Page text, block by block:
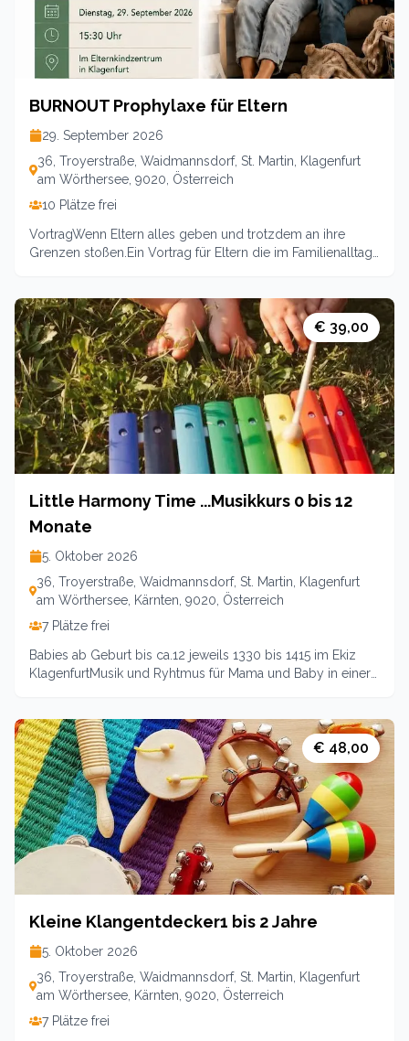
and your baby there!Upcoming LLL meetings in
English:Where: EKiZ Klagenfurt, Troyerstrasse 36, 9020
Klagenfurt Please register upfront at Kergi by SMS to
069981436405We kindly ask for a contribution of
expenses of 4 Euros. You can also support the LLL
euros and visit all LLL meetings for free.
BURNOUT Prophylaxe für Eltern
29. September 2026
36, Troyerstraße, Waidmannsdorf, St. Martin, Klagenfurt
am Wörthersee, 9020, Österreich
10 Plätze frei
VortragWenn Eltern alles geben und trotzdem an ihre
Grenzen stoßen.Ein Vortrag für Eltern die im Familienalltag
Klarheit und ein neues Miteinander im Familienleben.Preis:
10 euro pro Familie
€ 39,00
Little Harmony Time ...Musikkurs 0 bis 12
Monate
5. Oktober 2026
36, Troyerstraße, Waidmannsdorf, St. Martin, Klagenfurt
am Wörthersee, Kärnten, 9020, Österreich
7 Plätze frei
Babies ab Geburt bis ca.12 jeweils 1330 bis 1415 im Ekiz
KlagenfurtMusik und Ryhtmus für Mama und Baby in einer
Tanzen, und Wiegen wirken beruhigend auf das Kind und
zaubern wunderbare Herzmomente. Und keine Scheu:
Jede*r kann singen:-)Kurs über 3 Einheiten
5.10./12.10./19.1035 Euro für Mitlglieder / 39 für
NichtmitgliederLeitung: Guggenberger-Holl Corinna
€ 48,00
Kleine Klangentdecker1 bis 2 Jahre
5. Oktober 2026
36, Troyerstraße, Waidmannsdorf, St. Martin, Klagenfurt
am Wörthersee, Kärnten, 9020, Österreich
7 Plätze frei